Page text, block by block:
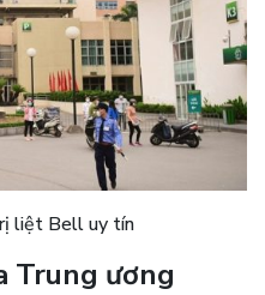
liệt Bell uy tín
Trung ương